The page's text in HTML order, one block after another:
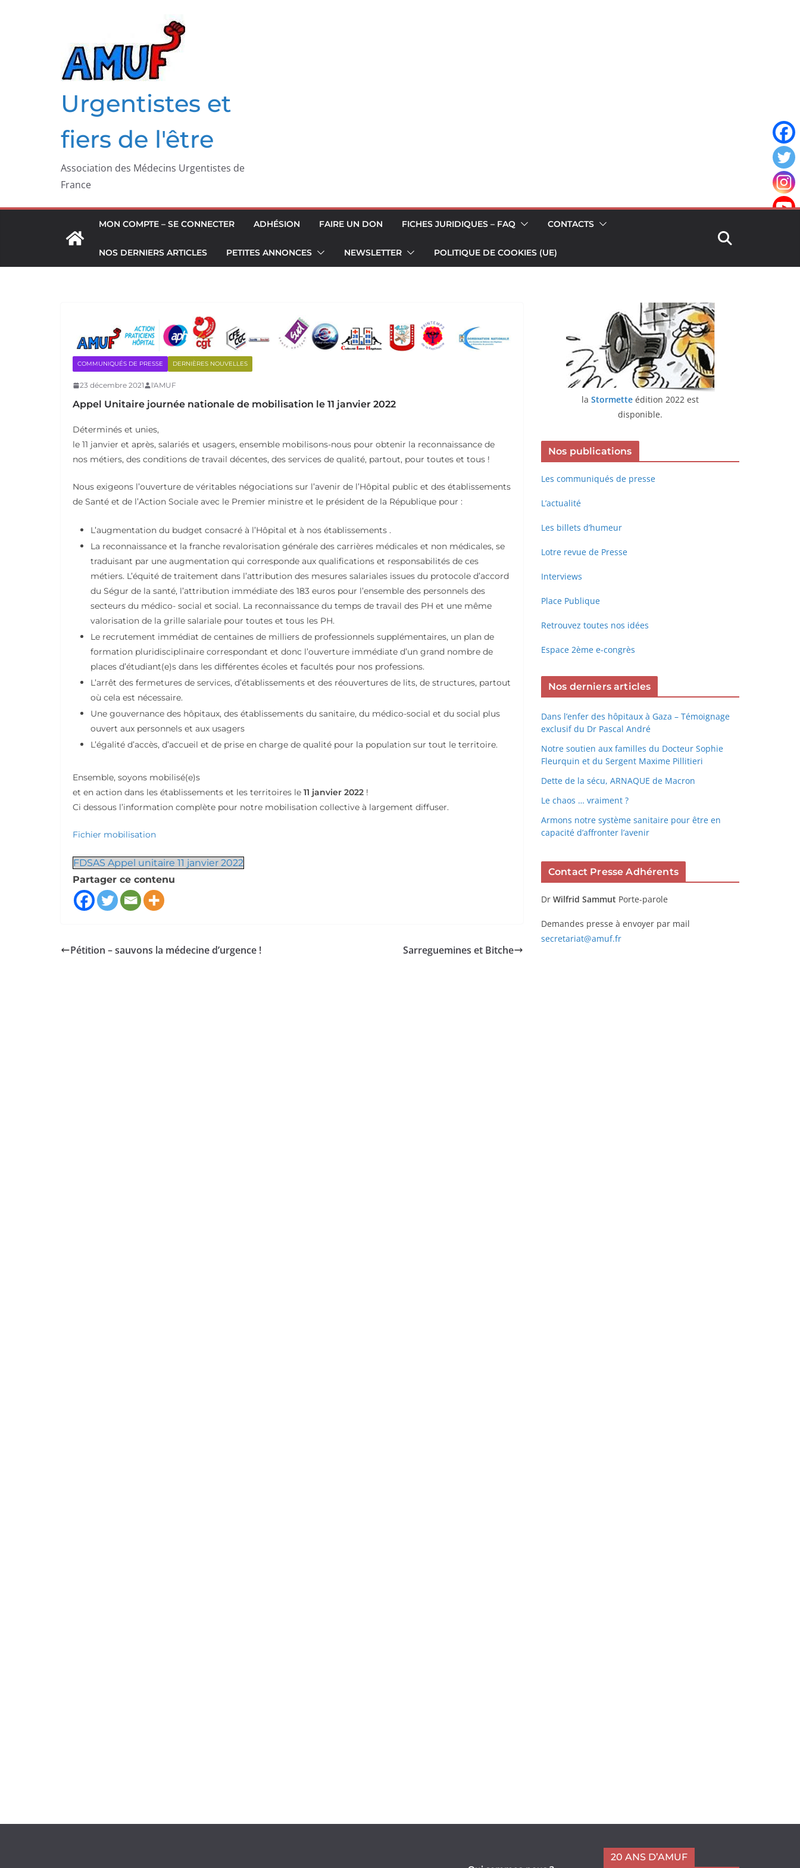
Urgentistes et
fiers de l'être
Association des Médecins Urgentistes de
France
MON COMPTE – SE CONNECTER ADHÉSION FAIRE UN DON FICHES JURIDIQUES – FAQ CONTACTS
NOS DERNIERS ARTICLES PETITES ANNONCES NEWSLETTER POLITIQUE DE COOKIES (UE)
COMMUNIQUÉS DE PRESSE DERNIÈRES NOUVELLES
23 décembre 2021 l'AMUF
Appel Unitaire journée nationale de mobilisation le 11 janvier 2022
Déterminés et unies,
le 11 janvier et après, salariés et usagers, ensemble mobilisons-nous pour obtenir la reconnaissance de
nos métiers, des conditions de travail décentes, des services de qualité, partout, pour toutes et tous !
Nous exigeons l’ouverture de véritables négociations sur l’avenir de l’Hôpital public et des établissements
de Santé et de l’Action Sociale avec le Premier ministre et le président de la République pour :
L’augmentation du budget consacré à l’Hôpital et à nos établissements .
La reconnaissance et la franche revalorisation générale des carrières médicales et non médicales, se
traduisant par une augmentation qui corresponde aux qualifications et responsabilités de ces
métiers. L’équité de traitement dans l’attribution des mesures salariales issues du protocole d’accord
du Ségur de la santé, l’attribution immédiate des 183 euros pour l’ensemble des personnels des
secteurs du médico- social et social. La reconnaissance du temps de travail des PH et une même
valorisation de la grille salariale pour toutes et tous les PH.
Le recrutement immédiat de centaines de milliers de professionnels supplémentaires, un plan de
formation pluridisciplinaire correspondant et donc l’ouverture immédiate d’un grand nombre de
places d’étudiant(e)s dans les différentes écoles et facultés pour nos professions.
L’arrêt des fermetures de services, d’établissements et des réouvertures de lits, de structures, partout
où cela est nécessaire.
Une gouvernance des hôpitaux, des établissements du sanitaire, du médico-social et du social plus
ouvert aux personnels et aux usagers
L’égalité d’accès, d’accueil et de prise en charge de qualité pour la population sur tout le territoire.
Ensemble, soyons mobilisé(e)s
et en action dans les établissements et les territoires le 11 janvier 2022 !
Ci dessous l’information complète pour notre mobilisation collective à largement diffuser.
Fichier mobilisation
FDSAS Appel unitaire 11 janvier 2022
Partager ce contenu
Pétition – sauvons la médecine d’urgence ! Sarreguemines et Bitche
la Stormette édition 2022 est
disponible.
Nos publications
Les communiqués de presse
L’actualité
Les billets d’humeur
Lotre revue de Presse
Interviews
Place Publique
Retrouvez toutes nos idées
Espace 2ème e-congrès
Nos derniers articles
Dans l’enfer des hôpitaux à Gaza – Témoignage
exclusif du Dr Pascal André
Notre soutien aux familles du Docteur Sophie
Fleurquin et du Sergent Maxime Pillitieri
Dette de la sécu, ARNAQUE de Macron
Le chaos … vraiment ?
Armons notre système sanitaire pour être en
capacité d’affronter l’avenir
Contact Presse Adhérents
Dr Wilfrid Sammut Porte-parole
Demandes presse à envoyer par mail
secretariat@amuf.fr
20 ANS D’AMUF